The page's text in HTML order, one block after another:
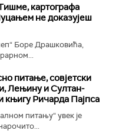
картографа
не доказујеш
Боре Драшковића,
питање, совјетски
Лењину и Султан-
књигу Ричарда Пајпса
питању“ увек је